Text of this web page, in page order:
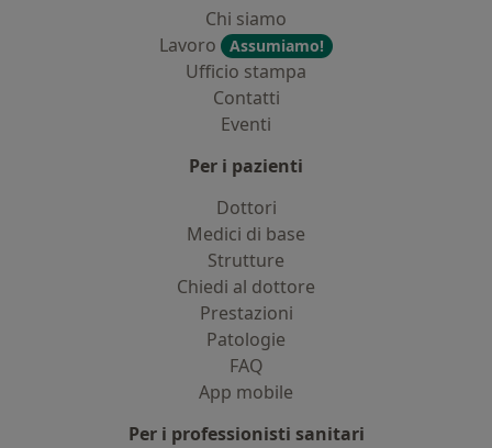
Chi siamo
Lavoro
Assumiamo!
Ufficio stampa
Contatti
Eventi
Per i pazienti
Dottori
Medici di base
Strutture
Chiedi al dottore
Prestazioni
Patologie
FAQ
App mobile
Per i professionisti sanitari